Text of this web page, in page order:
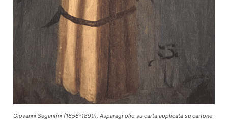
Giovanni Segantini (1858-1899), Asparagi olio su carta applicata su cartone